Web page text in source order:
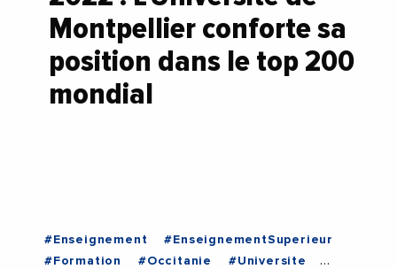
Montpellier conforte sa
position dans le top 200
mondial
#Enseignement
#EnseignementSuperieur
#Formation
#Occitanie
#Universite